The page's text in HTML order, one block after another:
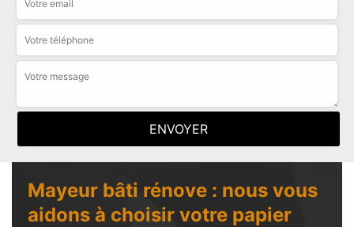
Mayeur bâti rénove : nous vous
aidons à choisir votre papier